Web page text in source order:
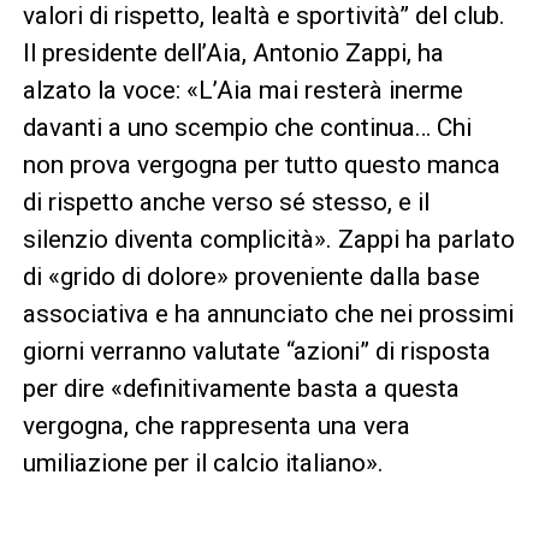
valori di rispetto, lealtà e sportività” del club.
Il presidente dell’Aia, Antonio Zappi, ha
alzato la voce: «L’Aia mai resterà inerme
davanti a uno scempio che continua… Chi
non prova vergogna per tutto questo manca
di rispetto anche verso sé stesso, e il
silenzio diventa complicità». Zappi ha parlato
di «grido di dolore» proveniente dalla base
associativa e ha annunciato che nei prossimi
giorni verranno valutate “azioni” di risposta
per dire «definitivamente basta a questa
vergogna, che rappresenta una vera
umiliazione per il calcio italiano».